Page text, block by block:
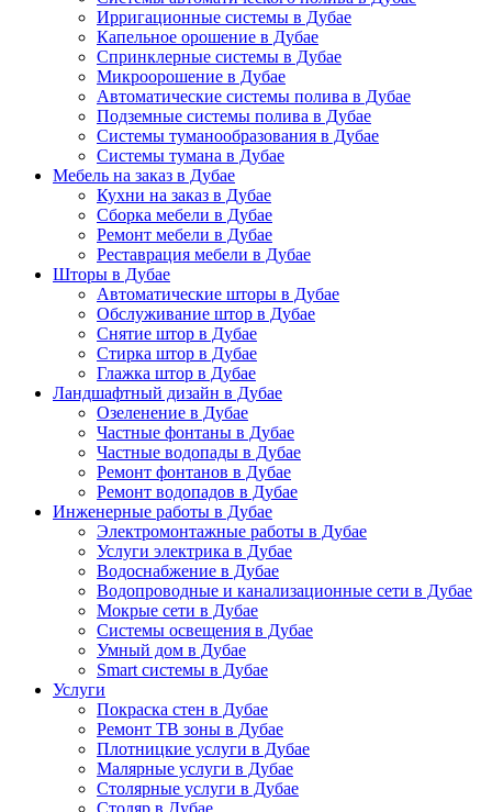
Ирригационные системы в Дубае
Капельное орошение в Дубае
Спринклерные системы в Дубае
Микроорошение в Дубае
Автоматические системы полива в Дубае
Подземные системы полива в Дубае
Системы туманообразования в Дубае
Системы тумана в Дубае
Мебель на заказ в Дубае
Кухни на заказ в Дубае
Сборка мебели в Дубае
Ремонт мебели в Дубае
Реставрация мебели в Дубае
Шторы в Дубае
Автоматические шторы в Дубае
Обслуживание штор в Дубае
Снятие штор в Дубае
Стирка штор в Дубае
Глажка штор в Дубае
Ландшафтный дизайн в Дубае
Озеленение в Дубае
Частные фонтаны в Дубае
Частные водопады в Дубае
Ремонт фонтанов в Дубае
Ремонт водопадов в Дубае
Инженерные работы в Дубае
Электромонтажные работы в Дубае
Услуги электрика в Дубае
Водоснабжение в Дубае
Водопроводные и канализационные сети в Дубае
Мокрые сети в Дубае
Системы освещения в Дубае
Умный дом в Дубае
Smart системы в Дубае
Услуги
Покраска стен в Дубае
Ремонт ТВ зоны в Дубае
Плотницкие услуги в Дубае
Малярные услуги в Дубае
Столярные услуги в Дубае